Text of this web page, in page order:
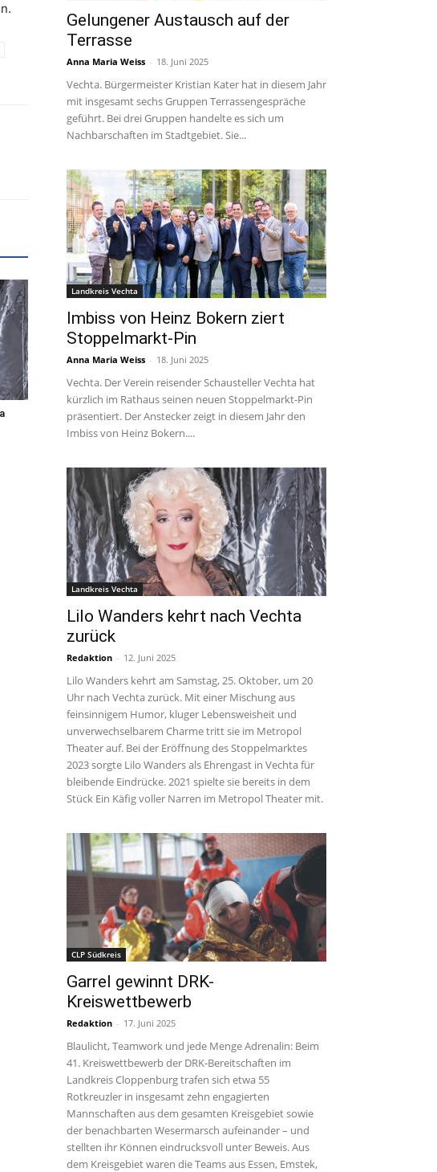
Gelungener Austausch auf der
Terrasse
Anna Maria Weiss - 18. Juni 2025
Vechta. Bürgermeister Kristian Kater hat in diesem Jahr
mit insgesamt sechs Gruppen Terrassengespräche
geführt. Bei drei Gruppen handelte es sich um
Nachbarschaften im Stadtgebiet. Sie...
Landkreis Vechta
Imbiss von Heinz Bokern ziert
Stoppelmarkt-Pin
Anna Maria Weiss - 18. Juni 2025
Vechta. Der Verein reisender Schausteller Vechta hat
kürzlich im Rathaus seinen neuen Stoppelmarkt-Pin
präsentiert. Der Anstecker zeigt in diesem Jahr den
Imbiss von Heinz Bokern....
Landkreis Vechta
Lilo Wanders kehrt nach Vechta
zurück
Redaktion - 12. Juni 2025
Lilo Wanders kehrt am Samstag, 25. Oktober, um 20
Uhr nach Vechta zurück. Mit einer Mischung aus
feinsinnigem Humor, kluger Lebensweisheit und
unverwechselbarem Charme tritt sie im Metropol
Theater auf. Bei der Eröffnung des Stoppelmarktes
2023 sorgte Lilo Wanders als Ehrengast in Vechta für
bleibende Eindrücke. 2021 spielte sie bereits in dem
Stück Ein Käfig voller Narren im Metropol Theater mit.
CLP Südkreis
Garrel gewinnt DRK-
Kreiswettbewerb
Redaktion - 17. Juni 2025
Blaulicht, Teamwork und jede Menge Adrenalin: Beim
41. Kreiswettbewerb der DRK-Bereitschaften im
Landkreis Cloppenburg trafen sich etwa 55
Rotkreuzler in insgesamt zehn engagierten
Mannschaften aus dem gesamten Kreisgebiet sowie
der benachbarten Wesermarsch aufeinander – und
stellten ihr Können eindrucksvoll unter Beweis. Aus
dem Kreisgebiet waren die Teams aus Essen, Emstek,